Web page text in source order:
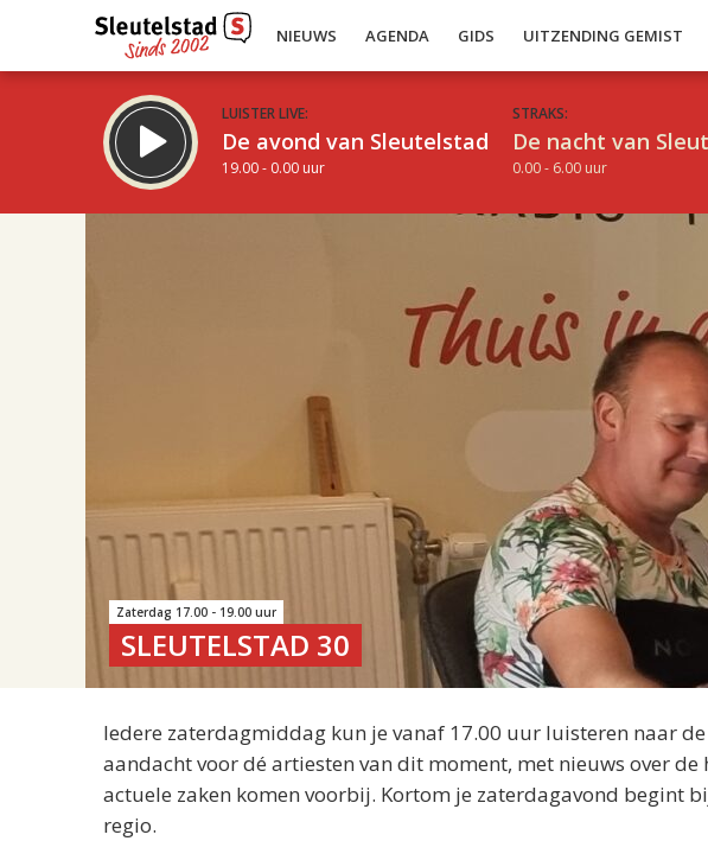
NIEUWS AGENDA GIDS UITZENDING GEMIST
LUISTER LIVE:
De avond van Sleutelstad
19.00 - 0.00 uur
STRAKS:
De nacht van
0.00 - 6.00 uur
Zaterdag 17.00 - 19.00 uur
SLEUTELSTAD 30
Iedere zaterdagmiddag kun je vanaf 17.00 uur luisteren naar
aandacht voor dé artiesten van dit moment, met nieuws over
actuele zaken komen voorbij. Kortom je zaterdagavond begint
regio.